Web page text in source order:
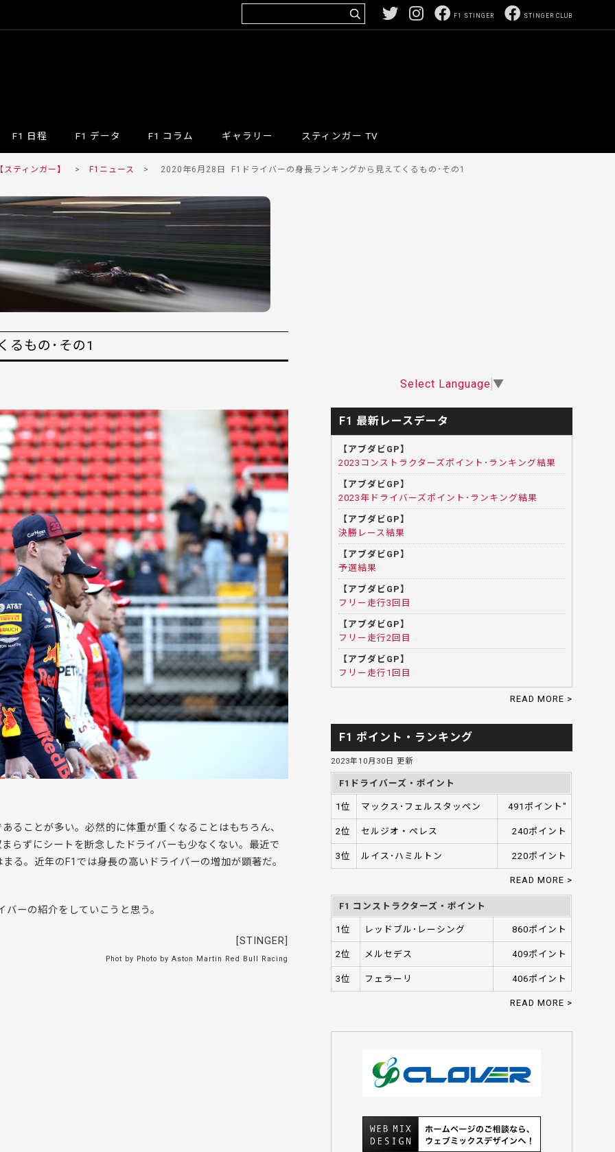
STINGER CLUB
F1 STINGER
F1 日程 F1 データ F1 コラム ギャラリー スティンガー TV
ティンガー】 > F1ニュース > 2020年6月28日 F1ドライバーの身長ランキングから見えてくるもの･その1
るもの･その1
ることが多い。必然的に体重が重くなることはもちろん、
らずにシートを断念したドライバーも少なくない。最近で
る。近年のF1では身長の高いドライバーの増加が顕著だ。
ーの紹介をしていこうと思う。
[STINGER]
Phot by Photo by Aston Martin Red Bull Racing
Select Language ▼
F1 最新レースデータ
【アブダビGP】
2023コンストラクターズポイント･ランキング結果
【アブダビGP】
2023年ドライバーズポイント･ランキング結果
【アブダビGP】
決勝レース結果
【アブダビGP】
予選結果
【アブダビGP】
フリー走行3回目
【アブダビGP】
フリー走行2回目
【アブダビGP】
フリー走行1回目
READ MORE >
F1 ポイント・ランキング
2023年10月30日 更新
F1ドライバーズ・ポイント
1位 マックス･フェルスタッペン 491ポイント"
2位 セルジオ・ペレス 240ポイント
3位 ルイス･ハミルトン 220ポイント
READ MORE >
F1 コンストラクターズ・ポイント
1位 レッドブル･レーシング 860ポイント
2位 メルセデス 409ポイント
3位 フェラーリ 406ポイント
READ MORE >